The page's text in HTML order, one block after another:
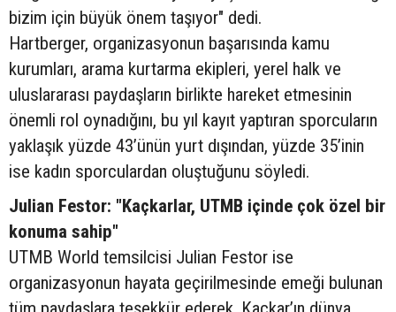
bizim için büyük önem taşıyor" dedi.
Hartberger, organizasyonun başarısında kamu
kurumları, arama kurtarma ekipleri, yerel halk ve
uluslararası paydaşların birlikte hareket etmesinin
önemli rol oynadığını, bu yıl kayıt yaptıran sporcuların
yaklaşık yüzde 43’ünün yurt dışından, yüzde 35’inin
ise kadın sporculardan oluştuğunu söyledi.
Julian Festor: "Kaçkarlar, UTMB içinde çok özel bir
konuma sahip"
UTMB World temsilcisi Julian Festor ise
organizasyonun hayata geçirilmesinde emeği bulunan